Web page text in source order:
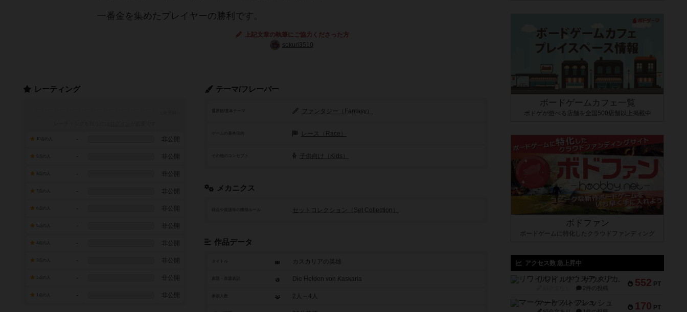
一番金を集めたプレイヤーの勝利です。
上記文章の執筆にご協力くださった方
sokuri3510
テーマ/フレーバー
世界観/基本テーマ ファンタジー（Fantasy）
ゲームの基本目的 レース（Race）
その他のコンセプト 子供向け（Kids）
メカニクス
セットコレクション（Set Collection）
作品データ
タイトル カスカリアの英雄
Die Helden von Kaskaria
参加人数 2人～4人
レーティング
- 非公開
- 非公開
- 非公開
7点の人 - 非公開
- 非公開
- 非公開
- 非公開
- 非公開
- 非公開
- 非公開
ボードゲームカフェ一覧
ボドゲが遊べる店舗を全国500店舗以上掲載中
ボドファン
ボードゲームに特化したクラウドファンディング
アクセス数 急上昇中
552 PT
リワイルド：サウスアメリカ
2件の投稿
170 PT
マーケットフレッシュ